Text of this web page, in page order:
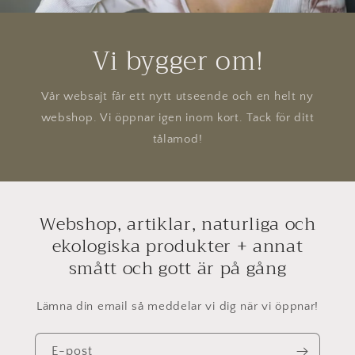
Vi bygger om!
Vår websajt får ett nytt utseende och en helt ny
webshop. Vi öppnar igen inom kort. Tack för ditt
tålamod!
Webshop, artiklar, naturliga och
ekologiska produkter + annat
smått och gott är på gång
Lämna din email så meddelar vi dig när vi öppnar!
E-post